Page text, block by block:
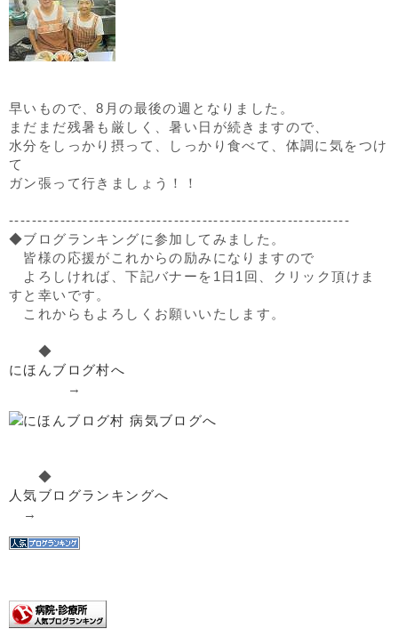
早いもので、8月の最後の週となりました。
まだまだ残暑も厳しく、暑い日が続きますので、
水分をしっかり摂って、しっかり食べて、体調に気をつけ
て
ガン張って行きましょう！！
------------------------------------------------------------
◆ブログランキングに参加してみました。
皆様の応援がこれからの励みになりますので
よろしければ、下記バナーを1日1回、クリック頂けま
すと幸いです。
これからもよろしくお願いいたします。
◆
にほんブログ村へ
→
◆
人気ブログランキングへ
→